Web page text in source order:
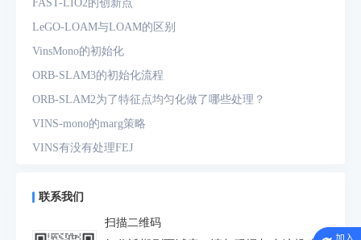
FAST-LIO2的创新点
LeGO-LOAM与LOAM的区别
VinsMono的初始化
ORB-SLAM3的初始化流程
ORB-SLAM2为了特征点均匀化做了哪些处理？
VINS-mono的marg策略
VINS有没有处理FEJ
预积分中的bias如何处理
为什么要进行预积分
联系我们
扫描二维码